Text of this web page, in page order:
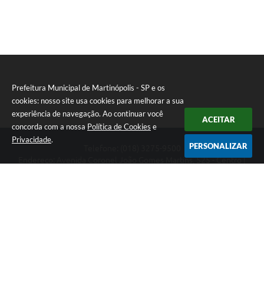
Prefeitura Municipal de Martinópolis - SP e os
cookies: nosso site usa cookies para melhorar a sua
experiência de navegação. Ao continuar você
concorda com a nossa Política de Cookies e
Privacidade.
ACEITAR
PERSONALIZAR
Endereço: Avenida Coronel João Gomes Martins, 525 - Centro |